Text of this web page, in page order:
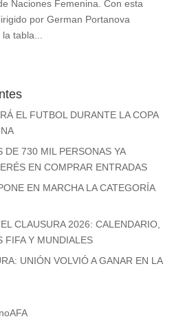
Naciones Femenina. Con esta
por German Portanova
tabla...
EL FUTBOL DURANTE LA COPA
DE 730 MIL PERSONAS YA
EN COMPRAR ENTRADAS
EN MARCHA LA CATEGORÍA
CLAUSURA 2026: CALENDARIO,
FIFA Y MUNDIALES
UNIÓN VOLVIÓ A GANAR EN LA